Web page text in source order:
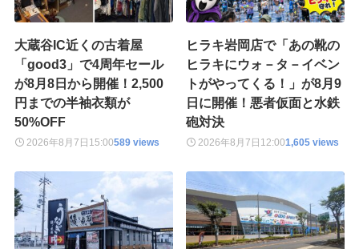
大蔵谷IC近くの古着屋
「good3」で4周年セール
が8月8日から開催！2,500
円までの半袖衣類が
50%OFF
2026年8月7日 15:00589 views
ヒラキ岩岡店で「あの靴の
ヒラキにウォ－タ－イベン
トがやってくる！」が8月9
日に開催！悪者仮面と水鉄
砲対決
2026年8月7日 12:001,605 views